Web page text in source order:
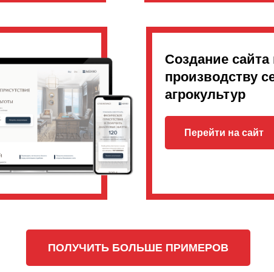
Создание сайта
производству
агрокультур
Перейти на сайт
ПОЛУЧИТЬ БОЛЬШЕ ПРИМЕРОВ